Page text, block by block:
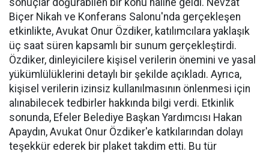
sonuçlar doğurabilen bir konu haline geldi. Nevzat
Biçer Nikah ve Konferans Salonu'nda gerçekleşen
etkinlikte, Avukat Onur Özdiker, katılımcılara yaklaşık
üç saat süren kapsamlı bir sunum gerçekleştirdi.
Özdiker, dinleyicilere kişisel verilerin önemini ve yasal
yükümlülüklerini detaylı bir şekilde açıkladı. Ayrıca,
kişisel verilerin izinsiz kullanılmasının önlenmesi için
alınabilecek tedbirler hakkında bilgi verdi. Etkinlik
sonunda, Efeler Belediye Başkan Yardımcısı Hakan
Apaydın, Avukat Onur Özdiker'e katkılarından dolayı
teşekkür ederek bir plaket takdim etti. Bu tür